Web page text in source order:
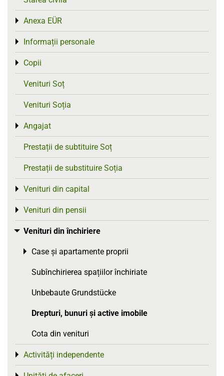
Anexa EÜR
Toggle menu
Informații personale
Toggle menu
Copii
Toggle menu
Venituri Soț
Venituri Soția
Angajat
Toggle menu
Prestații de subtituire Soț
Prestații de substituire Soția
Venituri din capital
Toggle menu
Venituri din pensii
Toggle menu
Venituri din închiriere
Toggle menu
Case și apartamente proprii
Toggle menu
Subînchirierea spațiilor închiriate
Unbebaute Grundstücke
Drepturi, bunuri și active imobile
Cota din venituri
Activități independente
Toggle menu